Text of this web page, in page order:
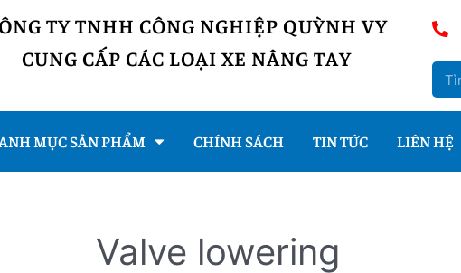
TY TNHH CÔNG NGHIỆP QUỲNH VY
CUNG CẤP CÁC LOẠI XE NÂNG TAY
MỤC SẢN PHẨM CHÍNH SÁCH TIN TỨC LIÊN HỆ
Valve lowering